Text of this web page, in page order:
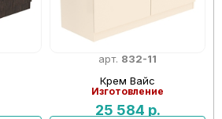
арт. 832-11
Крем Вайс
Изготовление
25 584 р.